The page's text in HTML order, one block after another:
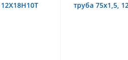
труба 75х1,5, 12Х18Н10Т